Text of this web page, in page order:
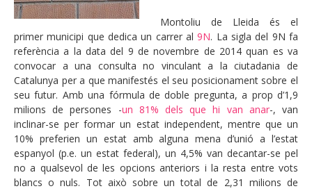
Montoliu de Lleida és el
primer municipi que dedica un carrer al9N. La sigla del 9N fa
referència a la data del 9 de novembre de 2014 quan es va
convocar a una consulta no vinculant a la ciutadania de
Catalunya per a que manifestés el seu posicionament sobre el
seu futur. Amb una fórmula de doble pregunta, a prop d’1,9
milions de persones -un 81% dels que hi van anar-, van
inclinar-se per formar un estat independent, mentre que un
10% preferien un estat amb alguna mena d’unió a l’estat
espanyol (p.e. un estat federal), un 4,5% van decantar-se pel
no a qualsevol de les opcions anteriors i la resta entre vots
blancs o nuls. Tot això sobre un total de 2,31 milions de